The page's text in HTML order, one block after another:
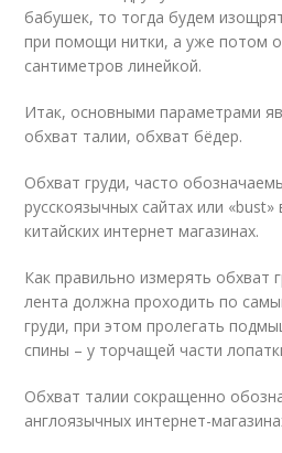
бабушек, то тогда будем
при помощи нитки, а уже потом
сантиметров линейкой.
Итак, основными параметрами
обхват талии, обхват бёдер.
Обхват груди, часто
русскоязычных сайтах или «bust»
китайских интернет магазинах.
Как правильно измерять обхват
лента должна проходить по
груди, при этом пролегать
спины – у торчащей части
Обхват талии сокращенно
англоязычных интернет-